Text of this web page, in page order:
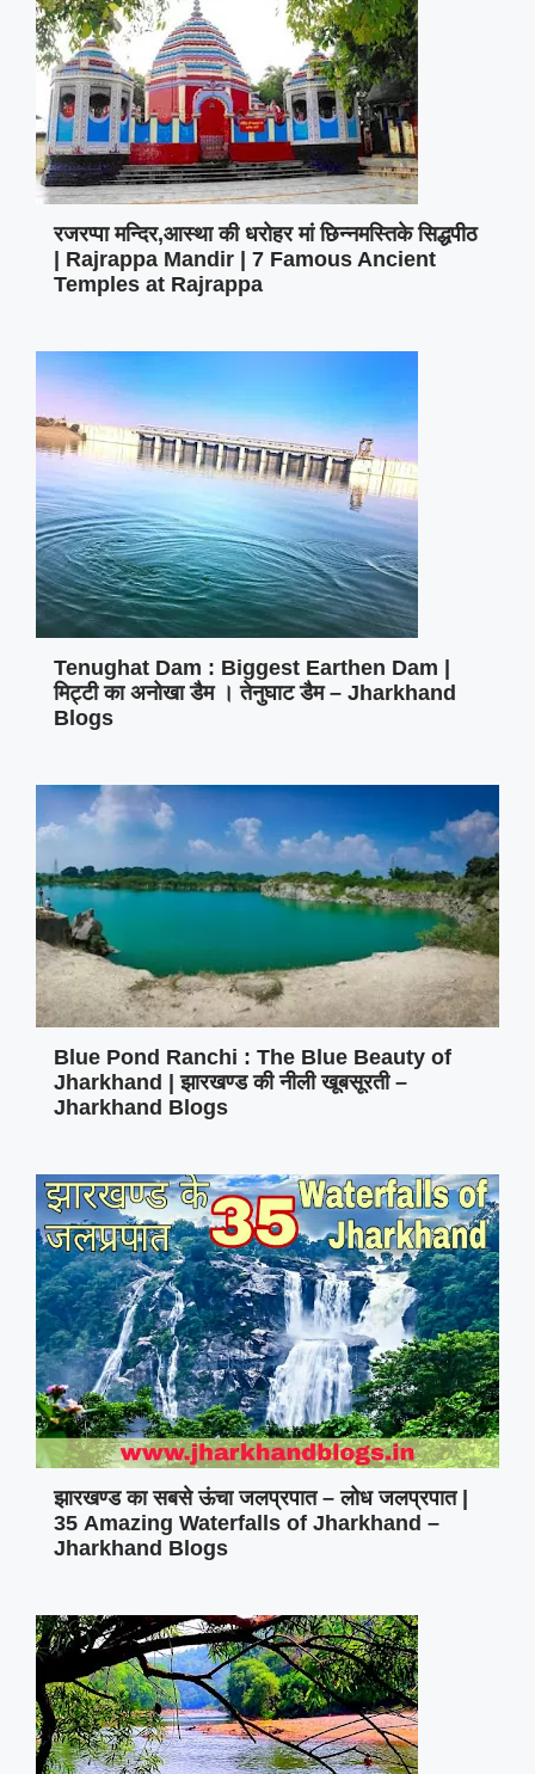
रजरप्पा मन्दिर,आस्था की धरोहर मां छिन्नमस्तिके सिद्धपीठ
| Rajrappa Mandir | 7 Famous Ancient
Temples at Rajrappa
Tenughat Dam : Biggest Earthen Dam |
मिट्टी का अनोखा डैम । तेनुघाट डैम – Jharkhand
Blogs
Blue Pond Ranchi : The Blue Beauty of
Jharkhand | झारखण्ड की नीली खूबसूरती –
Jharkhand Blogs
झारखण्ड का सबसे ऊंचा जलप्रपात – लोध जलप्रपात |
35 Amazing Waterfalls of Jharkhand –
Jharkhand Blogs